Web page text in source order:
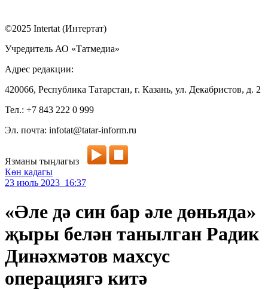
©2025 Intertat (Интертат)
Учредитель АО «Татмедиа»
Адрес редакции:
420066, Республика Татарстан, г. Казань, ул. Декабристов, д. 2
Тел.: +7 843 222 0 999
Эл. почта: infotat@tatar-inform.ru
Язманы тыңлагыз
Көн кадагы
23 июль 2023 16:37
«Әле дә син бар әле дөньяда»
җыры белән танылган Радик
Динәхмәтов махсус
операциягә китә